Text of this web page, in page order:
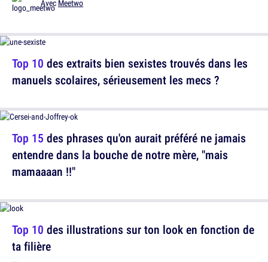
Top 10 des extraits bien sexistes trouvés dans les
manuels scolaires, sérieusement les mecs ?
Top 10 des illustrations sur ton look en fonction de
ta filière
Avec Meetwo
Top 15 des phrases qu'on aurait préféré ne jamais
entendre dans la bouche de notre mère, "mais
mamaaaan !!"